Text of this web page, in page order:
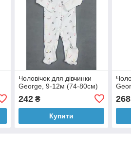
Чоловічок для дівчинки
George, 9-12м (74-80см)
242₴
Купити
268